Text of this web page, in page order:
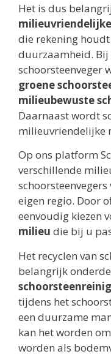
Het is dus
die rekening
duurzaamheid.
schoorsteenveger
groene
milieubewuste
Daarnaast wordt
milieuvriendelijke
Op ons platform
verschillende
eigen regio. Door
eenvoudig kiezen
milieu die bij u
Het recyclen van
belangrijk
tijdens het
een duurzame
kan het worden
worden als